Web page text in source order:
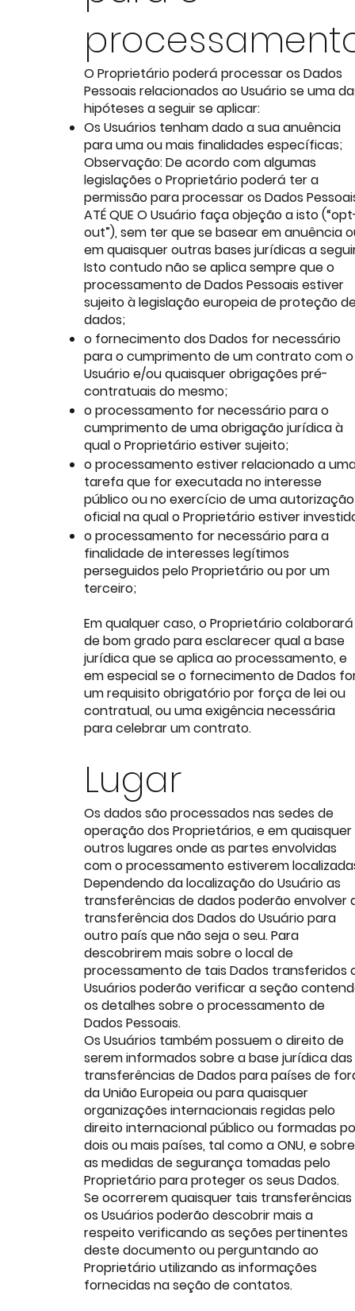
O Proprietário poderá processar os Dados
Pessoais relacionados ao Usuário se uma
hipóteses a seguir se aplicar:
Os Usuários tenham dado a sua anuência
para uma ou mais finalidades específicas;
Observação: De acordo com algumas
legislações o Proprietário poderá ter a
permissão para processar os Dados
ATÉ QUE O Usuário faça objeção a isto
out”), sem ter que se basear em anuência
em quaisquer outras bases jurídicas a
Isto contudo não se aplica sempre que o
processamento de Dados Pessoais estiver
sujeito à legislação europeia de proteção
dados;
o fornecimento dos Dados for necessário
para o cumprimento de um contrato com o
Usuário e/ou quaisquer obrigações pré-
contratuais do mesmo;
o processamento for necessário para o
cumprimento de uma obrigação jurídica à
qual o Proprietário estiver sujeito;
o processamento estiver relacionado a
tarefa que for executada no interesse
público ou no exercício de uma autorização
oficial na qual o Proprietário estiver
o processamento for necessário para a
finalidade de interesses legítimos
perseguidos pelo Proprietário ou por um
terceiro;
Em qualquer caso, o Proprietário colaborará
de bom grado para esclarecer qual a base
jurídica que se aplica ao processamento, e
em especial se o fornecimento de Dados
um requisito obrigatório por força de lei ou
contratual, ou uma exigência necessária
para celebrar um contrato.
Lugar
Os dados são processados nas sedes de
operação dos Proprietários, e em quaisquer
outros lugares onde as partes envolvidas
com o processamento estiverem
Dependendo da localização do Usuário as
transferências de dados poderão envolver
transferência dos Dados do Usuário para
outro país que não seja o seu. Para
descobrirem mais sobre o local de
processamento de tais Dados transferidos
Usuários poderão verificar a seção
os detalhes sobre o processamento de
Dados Pessoais.
Os Usuários também possuem o direito de
serem informados sobre a base jurídica das
transferências de Dados para países de
da União Europeia ou para quaisquer
organizações internacionais regidas pelo
direito internacional público ou formadas
dois ou mais países, tal como a ONU, e sobre
as medidas de segurança tomadas pelo
Proprietário para proteger os seus Dados.
Se ocorrerem quaisquer tais transferências
os Usuários poderão descobrir mais a
respeito verificando as seções pertinentes
deste documento ou perguntando ao
Proprietário utilizando as informações
fornecidas na seção de contatos.